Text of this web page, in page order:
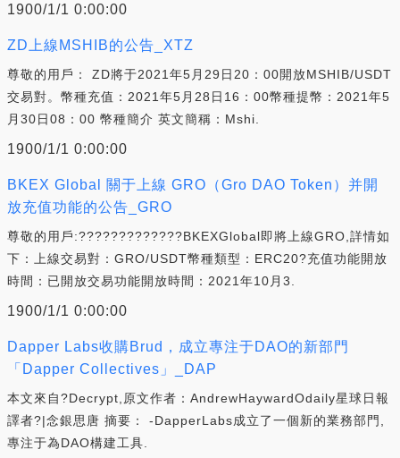
1900/1/1 0:00:00
ZD上線MSHIB的公告_XTZ
尊敬的用戶： ZD將于2021年5月29日20：00開放MSHIB/USDT
交易對。幣種充值：2021年5月28日16：00幣種提幣：2021年5
月30日08：00 幣種簡介 英文簡稱：Mshi.
1900/1/1 0:00:00
BKEX Global 關于上線 GRO（Gro DAO Token）并開
放充值功能的公告_GRO
尊敬的用戶:?????????????BKEXGlobal即將上線GRO,詳情如
下：上線交易對：GRO/USDT幣種類型：ERC20?充值功能開放
時間：已開放交易功能開放時間：2021年10月3.
1900/1/1 0:00:00
Dapper Labs收購Brud，成立專注于DAO的新部門
「Dapper Collectives」_DAP
本文來自?Decrypt,原文作者：AndrewHaywardOdaily星球日報
譯者?|念銀思唐 摘要： -DapperLabs成立了一個新的業務部門,
專注于為DAO構建工具.